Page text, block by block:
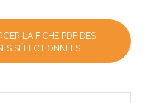
SÉLECTIONNÉES